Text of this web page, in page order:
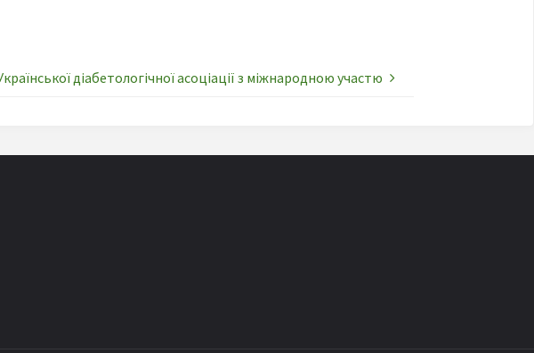
діабетологічної асоціації з міжнародною участю